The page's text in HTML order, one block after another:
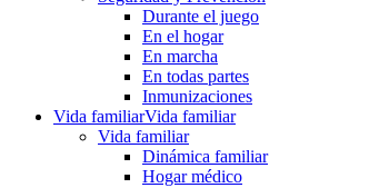
Durante el juego
En el hogar
En marcha
En todas partes
Inmunizaciones
Vida familiarVida familiar
Vida familiar
Dinámica familiar
Hogar médico